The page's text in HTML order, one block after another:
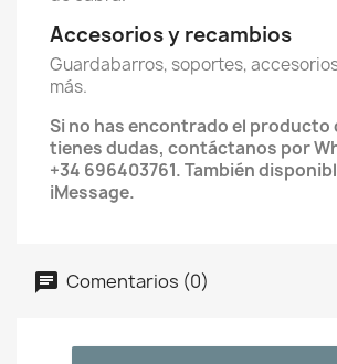
Accesorios y recambios
Guardabarros, soportes,
más.
Si no has encontrado el producto
tienes dudas, contáctanos por
+34 696403761. También
iMessage.
Comentarios (0)